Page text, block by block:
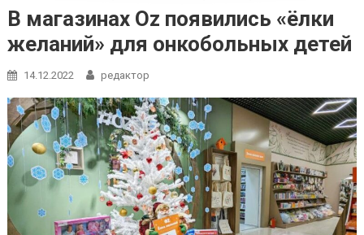
В магазинах Oz появились «ёлки
желаний» для онкобольных детей
14.12.2022 редактор